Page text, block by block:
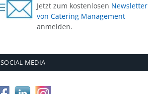
Jetzt zum kostenlosen Newsletter
von Catering Management
anmelden.
SOCIAL MEDIA